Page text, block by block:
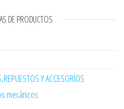
DE PRODUCTOS
Y ACCESORIOS
mecánicos